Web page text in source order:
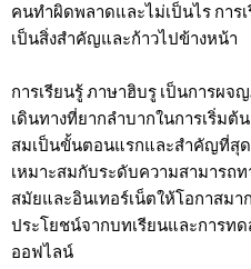
คนทำผิดพลาดและไม่เป็นไร กา
เป็นสิ่งสำคัญและก้าวไปข้างหน้า
การเรียนรู้ ภาษาฮิบรู เป็นการผ
เดินทางที่ยากลำบากในการเริ่มต้
สมเป็นขั้นตอนแรกและสำคัญที่สุ
เหมาะสมกับระดับความสามารถ
สมัยและอินเทอร์เน็ตให้โอกาสมา
ประโยชน์จากบทเรียนและการท
ออฟไลน์